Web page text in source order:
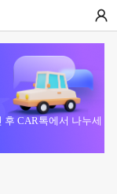
CAR톡에서 나누세